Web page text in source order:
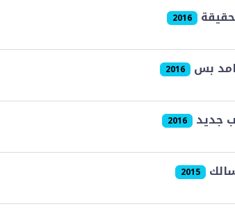
2016
بس 2016
جديد 2016
2015